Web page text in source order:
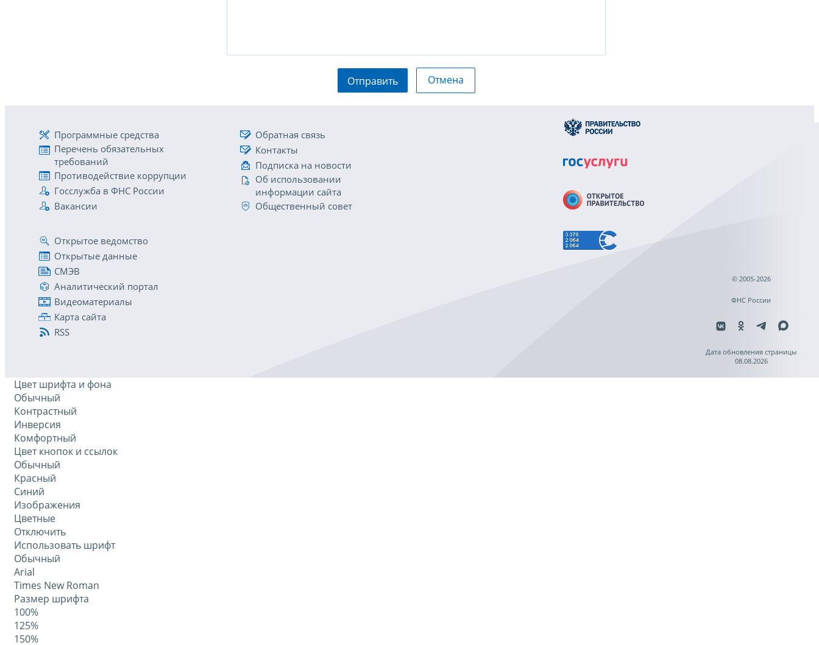
Отправить Отмена
Программные средства
Перечень обязательных
требований
Противодействие коррупции
Госслужба в ФНС России
Вакансии
Обратная связь
Контакты
Подписка на новости
Об использовании
информации сайта
Общественный совет
Открытое ведомство
Открытые данные
СМЭВ
Аналитический портал
Видеоматериалы
Карта сайта
RSS
© 2005-2026
ФНС России
Дата обновления страницы
08.08.2026
Цвет шрифта и фона
Обычный
Контрастный
Инверсия
Комфортный
Цвет кнопок и ссылок
Обычный
Красный
Синий
Изображения
Цветные
Отключить
Использовать шрифт
Обычный
Arial
Times New Roman
Размер шрифта
100%
125%
150%